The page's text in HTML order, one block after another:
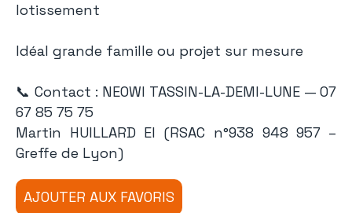
lotissement
Idéal grande famille ou projet sur mesure
📞 Contact : NEOWI TASSIN-LA-DEMI-LUNE — 07
67 85 75 75
Martin HUILLARD EI (RSAC n°938 948 957 –
Greffe de Lyon)